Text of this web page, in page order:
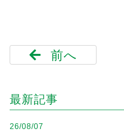
前へ
最新記事
26/08/07